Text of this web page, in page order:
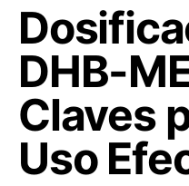
DHB-
Claves
Uso